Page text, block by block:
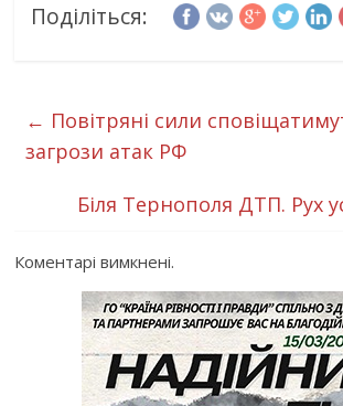
Поділіться:
← Повітряні сили
загрози атак РФ
Біля Тернополя ДТП. Рух
Коментарі вимкнені.